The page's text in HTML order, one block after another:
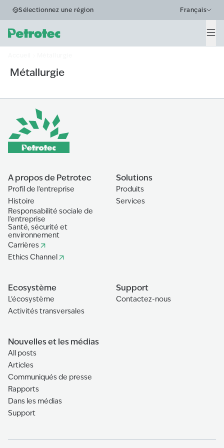
Sélectionnez une région Français
Business Segments
Métallurgie
Métallurgie
A propos de Petrotec
Profil de l'entreprise
Histoire
Responsabilité sociale de
l'entreprise
Santé, sécurité et
environnement
Carrières
Ethics Channel
Solutions
Produits
Services
Ecosystème
L'écosystème
Activités transversales
Support
Contactez-nous
Nouvelles et les médias
All posts
Articles
Communiqués de presse
Rapports
Dans les médias
Support